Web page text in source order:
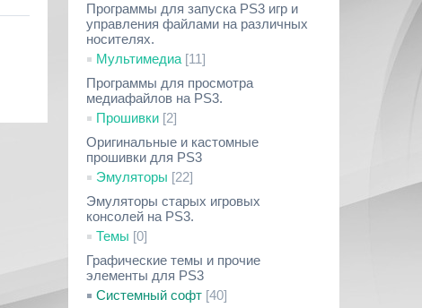
Программы для запуска PS3 игр и
управления файлами на различных
носителях.
Мультимедиа [11]
Программы для просмотра
медиафайлов на PS3.
Прошивки [2]
Оригинальные и кастомные
прошивки для PS3
Эмуляторы [22]
Эмуляторы старых игровых
консолей на PS3.
Темы [0]
Графические темы и прочие
элементы для PS3
Системный софт [40]